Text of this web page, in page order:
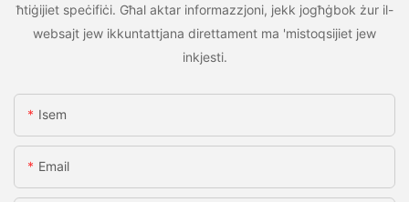
ħtiġijiet speċifiċi. Għal aktar informazzjoni, jekk jogħġbok żur il-
websajt jew ikkuntattjana direttament ma 'mistoqsijiet jew
inkjesti.
Isem
Email